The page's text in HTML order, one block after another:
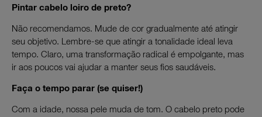
Pintar cabelo loiro de preto?
Não recomendamos. Mude de cor gradualmente até atingir
seu objetivo. Lembre-se que atingir a tonalidade ideal leva
tempo. Claro, uma transformação radical é empolgante, mas
ir aos poucos vai ajudar a manter seus fios saudáveis.
Faça o tempo parar (se quiser!)
Com a idade, nossa pele muda de tom. O cabelo preto pode